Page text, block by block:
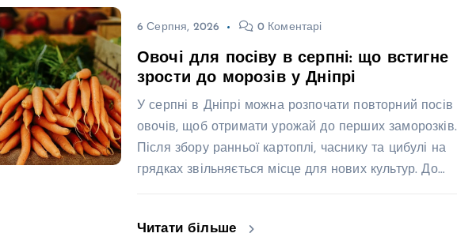
6 Серпня, 2026 0 Коментарі
Овочі для посіву в серпні: що встигне
зрости до морозів у Дніпрі
У серпні в Дніпрі можна розпочати повторний посів
овочів, щоб отримати урожай до перших заморозків.
Після збору ранньої картоплі, часнику та цибулі на
грядках звільняється місце для нових культур. До…
Читати більше